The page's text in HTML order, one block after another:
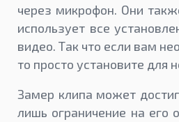
через микрофон. Они
использует все
видео. Так что если вам
то просто установите для
Замер клипа может
лишь ограничение на его